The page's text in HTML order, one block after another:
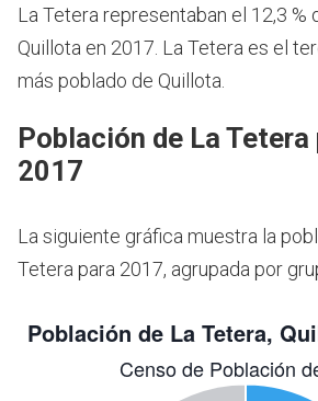
La Tetera representaban el 12,3 %
Quillota en 2017. La Tetera es el
más poblado de Quillota.
Población de La Tetera
2017
La siguiente gráfica muestra la
Tetera para 2017, agrupada por